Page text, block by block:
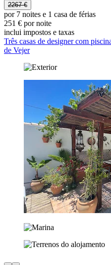
2267 €
por 7 noites e 1 casa de férias
251 € por noite
inclui impostos e taxas
Três casas de designer com
de Vejer